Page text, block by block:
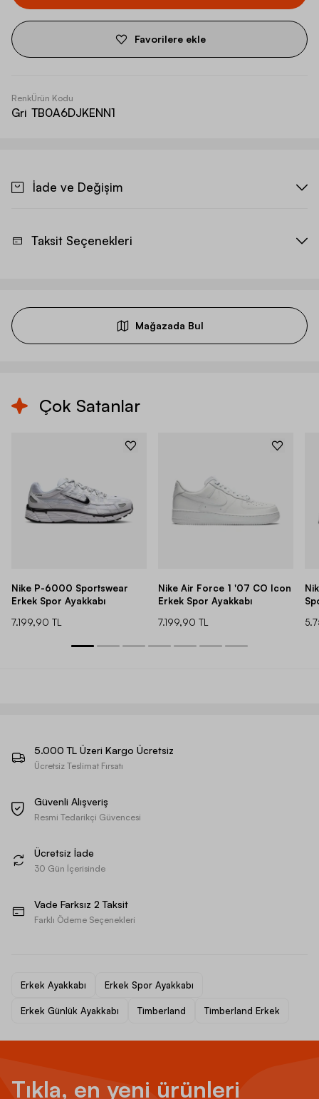
Favorilere ekle
Renk
Gri
Ürün Kodu
TB0A6DJKENN1
İade ve Değişim
Taksit Seçenekleri
Mağazada Bul
Çok Satanlar
Nike P-6000 Sportswear
Erkek Spor Ayakkabı
7.199,90 TL
Nike Air Force 1 '07 CO Icon
Erkek Spor Ayakkabı
7.199,90 TL
5.000 TL Üzeri Kargo Ücretsiz
Ücretsiz Teslimat Fırsatı
Güvenli Alışveriş
Resmi Tedarikçi Güvencesi
Ücretsiz İade
30 Gün İçerisinde
Vade Farksız 2 Taksit
Farklı Ödeme Seçenekleri
Erkek Ayakkabı Erkek Spor Ayakkabı
Erkek Günlük Ayakkabı Timberland Timberland Erkek
Tıkla, en yeni ürünleri